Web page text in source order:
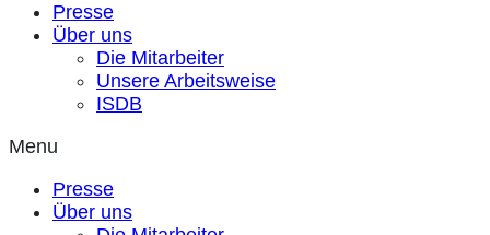
Presse
Über uns
Die Mitarbeiter
Unsere Arbeitsweise
ISDB
Menu
Presse
Über uns